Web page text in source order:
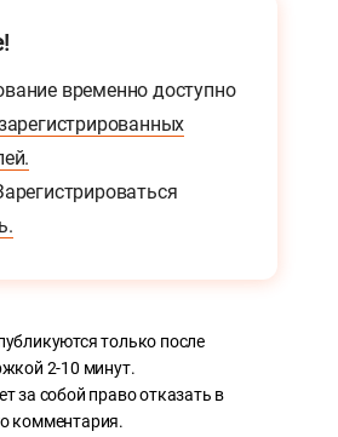
временно доступно
только после
2-10 минут.
за собой право отказать в
комментария.